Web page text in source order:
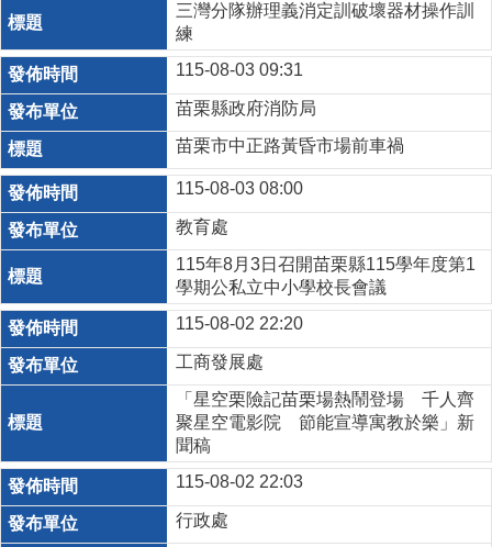
三灣分隊辦理義消定訓破壞器材操作訓
練
115-08-03 09:31
苗栗縣政府消防局
苗栗市中正路黃昏市場前車禍
115-08-03 08:00
教育處
115年8月3日召開苗栗縣115學年度第1
學期公私立中小學校長會議
115-08-02 22:20
工商發展處
「星空栗險記苗栗場熱鬧登場 千人齊
聚星空電影院 節能宣導寓教於樂」新
聞稿
115-08-02 22:03
行政處